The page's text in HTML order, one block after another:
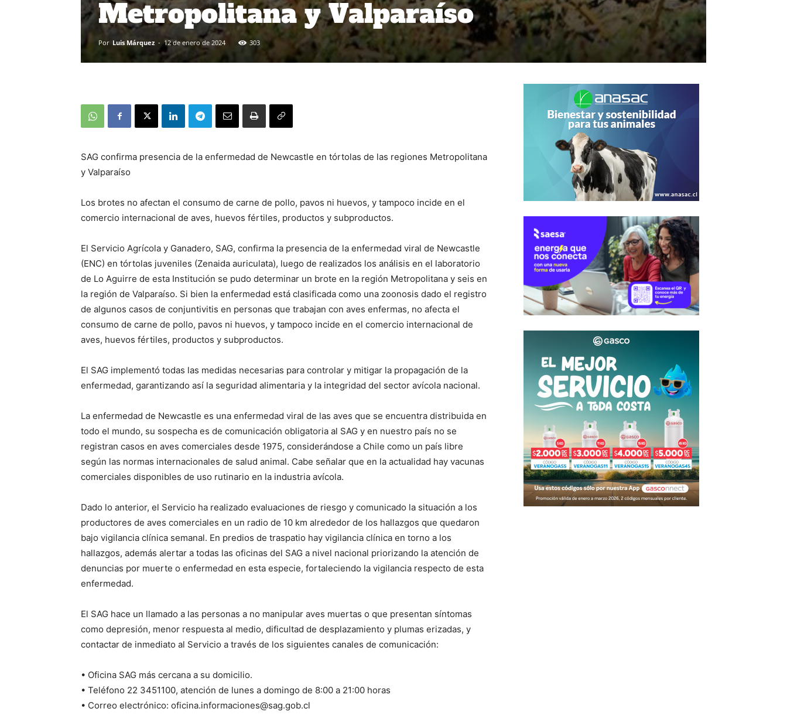
Metropolitana y Valparaíso
Por Luis Márquez - 12 de enero de 2024 303
SAG confirma presencia de la enfermedad de Newcastle en tórtolas de las regiones Metropolitana
y Valparaíso
Los brotes no afectan el consumo de carne de pollo, pavos ni huevos, y tampoco incide en el
comercio internacional de aves, huevos fértiles, productos y subproductos.
El Servicio Agrícola y Ganadero, SAG, confirma la presencia de la enfermedad viral de Newcastle
(ENC) en tórtolas juveniles (Zenaida auriculata), luego de realizados los análisis en el laboratorio
de Lo Aguirre de esta Institución se pudo determinar un brote en la región Metropolitana y seis en
la región de Valparaíso. Si bien la enfermedad está clasificada como una zoonosis dado el registro
de algunos casos de conjuntivitis en personas que trabajan con aves enfermas, no afecta el
consumo de carne de pollo, pavos ni huevos, y tampoco incide en el comercio internacional de
aves, huevos fértiles, productos y subproductos.
El SAG implementó todas las medidas necesarias para controlar y mitigar la propagación de la
enfermedad, garantizando así la seguridad alimentaria y la integridad del sector avícola nacional.
La enfermedad de Newcastle es una enfermedad viral de las aves que se encuentra distribuida en
todo el mundo, su sospecha es de comunicación obligatoria al SAG y en nuestro país no se
registran casos en aves comerciales desde 1975, considerándose a Chile como un país libre
según las normas internacionales de salud animal. Cabe señalar que en la actualidad hay vacunas
comerciales disponibles de uso rutinario en la industria avícola.
Dado lo anterior, el Servicio ha realizado evaluaciones de riesgo y comunicado la situación a los
productores de aves comerciales en un radio de 10 km alrededor de los hallazgos que quedaron
bajo vigilancia clínica semanal. En predios de traspatio hay vigilancia clínica en torno a los
hallazgos, además alertar a todas las oficinas del SAG a nivel nacional priorizando la atención de
denuncias por muerte o enfermedad en esta especie, fortaleciendo la vigilancia respecto de esta
enfermedad.
El SAG hace un llamado a las personas a no manipular aves muertas o que presentan síntomas
como depresión, menor respuesta al medio, dificultad de desplazamiento y plumas erizadas, y
contactar de inmediato al Servicio a través de los siguientes canales de comunicación:
• Oficina SAG más cercana a su domicilio.
• Teléfono 22 3451100, atención de lunes a domingo de 8:00 a 21:00 horas
• Correo electrónico: oficina.informaciones@sag.gob.cl